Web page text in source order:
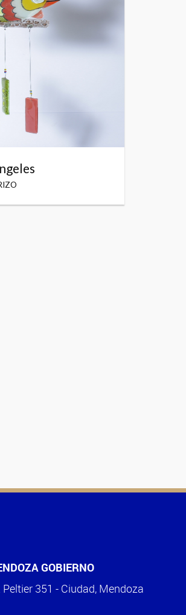
GOBIERNO
Peltier 351 - Ciudad, Mendoza